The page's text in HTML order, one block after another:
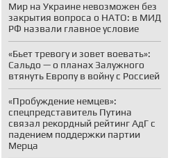
Мир на Украине невозможен без
закрытия вопроса о НАТО: в МИД
РФ назвали главное условие
«Бьет тревогу и зовет воевать»:
Сальдо — о планах Залужного
втянуть Европу в войну с Россией
«Пробуждение немцев»:
спецпредставитель Путина
связал рекордный рейтинг АдГ с
падением поддержки партии
Мерца